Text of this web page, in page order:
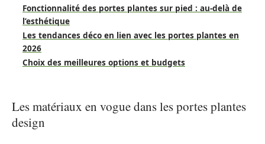
Fonctionnalité des portes plantes sur pied : au-delà de
l’esthétique
Les tendances déco en lien avec les portes plantes en
2026
Choix des meilleures options et budgets
Les matériaux en vogue dans les portes plantes
design